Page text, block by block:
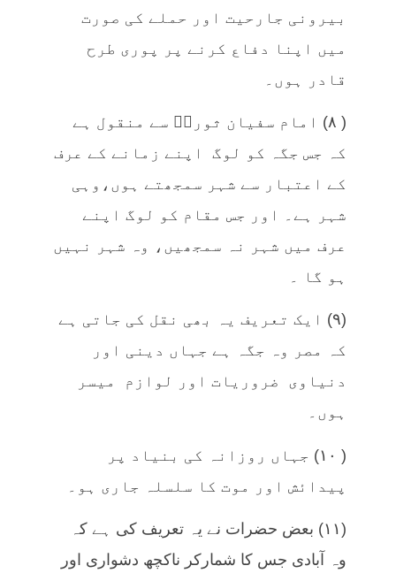
بیرونی جارحیت اور حملے کی صورت
میں اپنا دفاع کرنے پر پوری طرح
قادر ہوں۔
( ۸) امام سفیان ثوریؒ سے منقول ہے
کہ جس جگہ کو لوگ اپنے زمانے کے عرف
کے اعتبار سے شہر سمجھتے ہوں،وہی
شہر ہے۔ اور جس مقام کو لوگ اپنے
عرف میں شہر نہ سمجھیں، وہ شہر نہیں
ہو گا ۔
(۹) ایک تعریف یہ بھی نقل کی جاتی ہے
کہ مصر وہ جگہ ہے جہاں دینی اور
دنیاوی ضروریات اور لوازم میسر
ہوں۔
( ۱۰) جہاں روزانہ کی بنیاد پر
پیدائش اور موت کا سلسلہ جاری ہو۔
(۱۱) بعض حضرات نے یہ تعریف کی ہے کہ
وہ آبادی جس کا شمارکر ناکچھ دشواری اور